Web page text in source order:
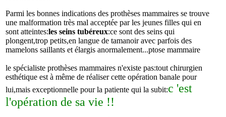
Parmi les bonnes indications des prothèses mammaires se trouve
une malformation très mal acceptée par les jeunes filles qui en
sont atteintes:les seins tubéreux:ce sont des seins qui
plongent,trop petits,en langue de tamanoir avec parfois des
mamelons saillants et élargis anormalement...ptose mammaire
le spécialiste prothèses mammaires n'existe pas:tout chirurgien
esthétique est à même de réaliser cette opération banale pour
lui,mais exceptionnelle pour la patiente qui la subit:c 'est
l'opération de sa vie !!